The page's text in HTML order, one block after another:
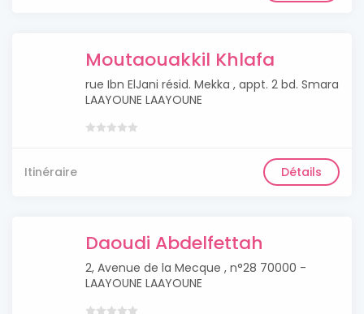
Moutaouakkil Khlafa
rue Ibn ElJani résid. Mekka , appt. 2 bd. Smara
LAAYOUNE LAAYOUNE
Itinéraire Détails
Daoudi Abdelfettah
2, Avenue de la Mecque , n°28 70000 -
LAAYOUNE LAAYOUNE